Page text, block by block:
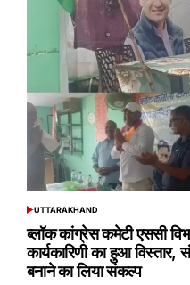
POSTED
UTTARAKHAND
ब्लॉक कांग्रेस कमेटी एससी
कार्यकारिणी का हुआ
बनाने का लिया संकल्प